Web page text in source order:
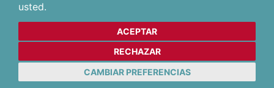
usted.
ACEPTAR
RECHAZAR
CAMBIAR PREFERENCIAS